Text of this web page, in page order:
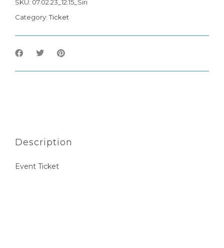
SKU: 07.02.23_12:15_Siri
Category:Ticket
Description
Event Ticket